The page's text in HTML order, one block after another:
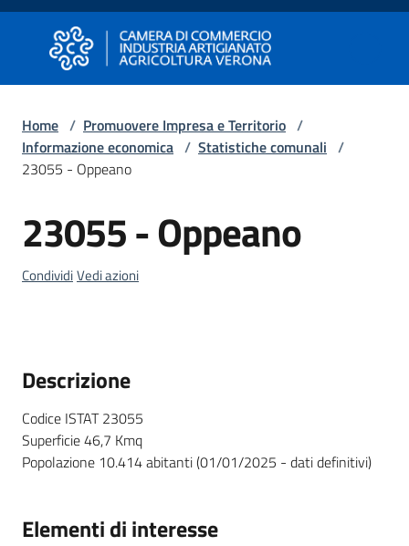
Vai al contenuto
Vai alla navigazione
Vai al footer
Camera di Commercio di Verona
Camera di Commercio di Verona
Avviare
Impresa
Gestire
Impresa
Impresa
e
Territorio
e
Home / Promuovere Impresa e Territorio /
Informazione economica / Statistiche comunali /
23055 - Oppeano
Salta al contenuto
23055 - Oppeano
CondividiVedi azioni
Descrizione
Codice ISTAT 23055
Superficie 46,7 Kmq
Popolazione 10.414 abitanti (01/01/2025 - dati definitivi)
Elementi di interesse